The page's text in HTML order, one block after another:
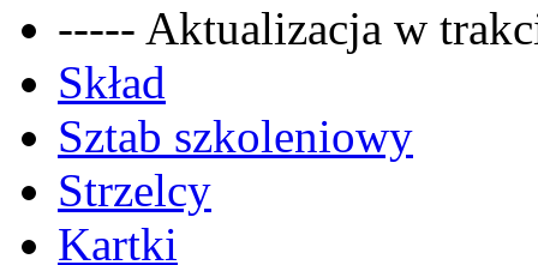
----- Aktualizacja w
Skład
Sztab szkoleniowy
Strzelcy
Kartki